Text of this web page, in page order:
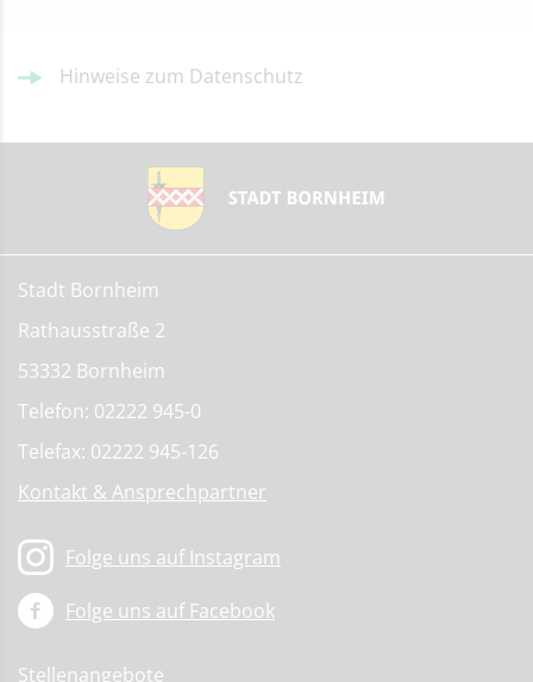
Hinweise zum Datenschutz
Stadt Bornheim
Rathausstraße 2
53332 Bornheim
Telefon: 02222 945-0
Telefax: 02222 945-126
Kontakt & Ansprechpartner
Folge uns auf Instagram
Folge uns auf Facebook
Stellenangebote